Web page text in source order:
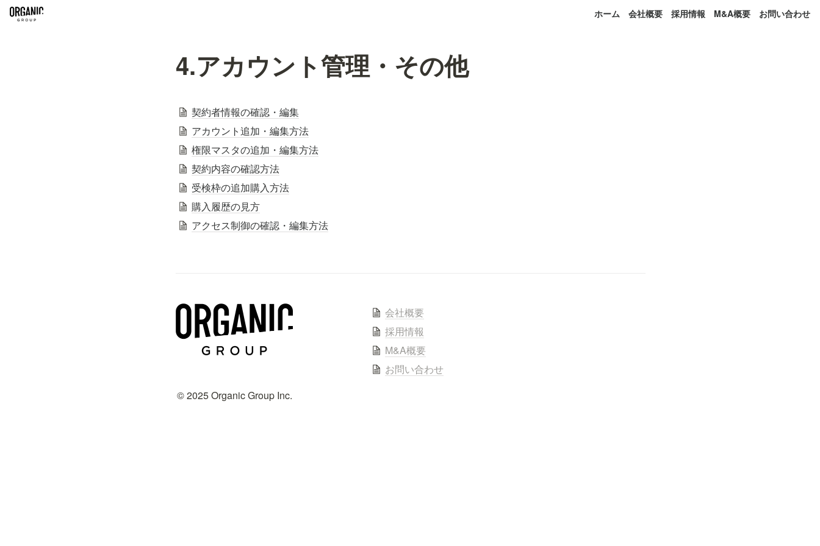
ホーム 会社概要 採用情報 M&A概要 お問い合わせ
4.アカウント管理・その他
契約者情報の確認・編集
アカウント追加・編集方法
権限マスタの追加・編集方法
契約内容の確認方法
受検枠の追加購入方法
購入履歴の見方
アクセス制御の確認・編集方法
会社概要
採用情報
M&A概要
お問い合わせ
©️ 2025 Organic Group Inc.